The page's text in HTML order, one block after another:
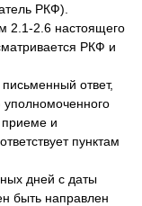
РКФ).
2.1-2.6 настоящего
РКФ и
ответ,
и
пунктам
дней с даты
быть направлен